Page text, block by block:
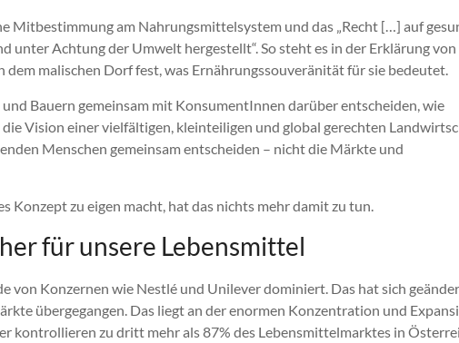
Mitbestimmung am Nahrungsmittelsystem und das „Recht […] auf
unter Achtung der Umwelt hergestellt“. So steht es in der Erklärung von
malischen Dorf fest, was Ernährungssouveränität für sie bedeutet.
Bauern gemeinsam mit KonsumentInnen darüber entscheiden, wie
Vision einer vielfältigen, kleinteiligen und global gerechten
Menschen gemeinsam entscheiden – nicht die Märkte und
Konzept zu eigen macht, hat das nichts mehr damit zu tun.
für unsere Lebensmittel
von Konzernen wie Nestlé und Unilever dominiert. Das hat sich
übergegangen. Das liegt an der enormen Konzentration und
kontrollieren zu dritt mehr als 87% des Lebensmittelmarktes in